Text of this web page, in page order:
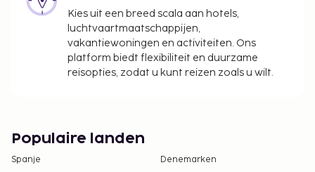
Kies uit een breed scala aan hotels,
luchtvaartmaatschappijen,
vakantiewoningen en activiteiten. Ons
platform biedt flexibiliteit en duurzame
reisopties, zodat u kunt reizen zoals u wilt.
Populaire landen
Spanje
Denemarken